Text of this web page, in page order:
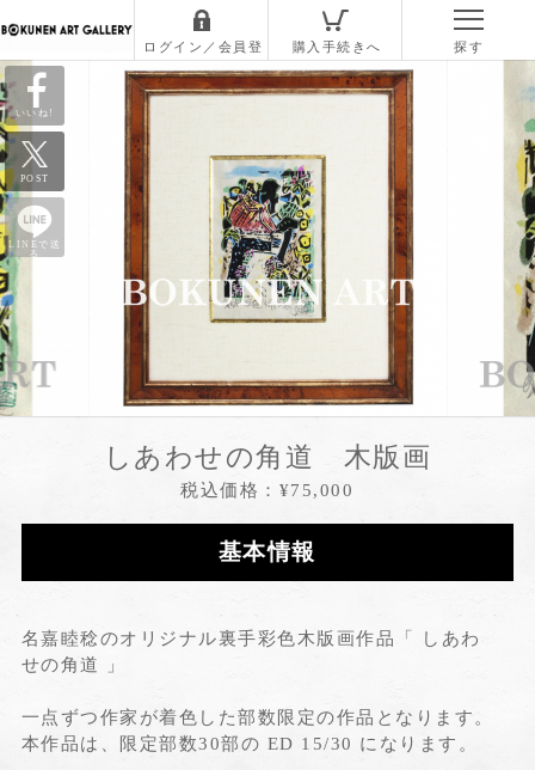
いいね!
POST
LINEで送
る
しあわせの角道 木版画
税込価格：¥75,000
基本情報
名嘉睦稔のオリジナル裏手彩色木版画作品「 しあわ
せの角道 」
一点ずつ作家が着色した部数限定の作品となります。
本作品は、限定部数30部の ED 15/30 になります。